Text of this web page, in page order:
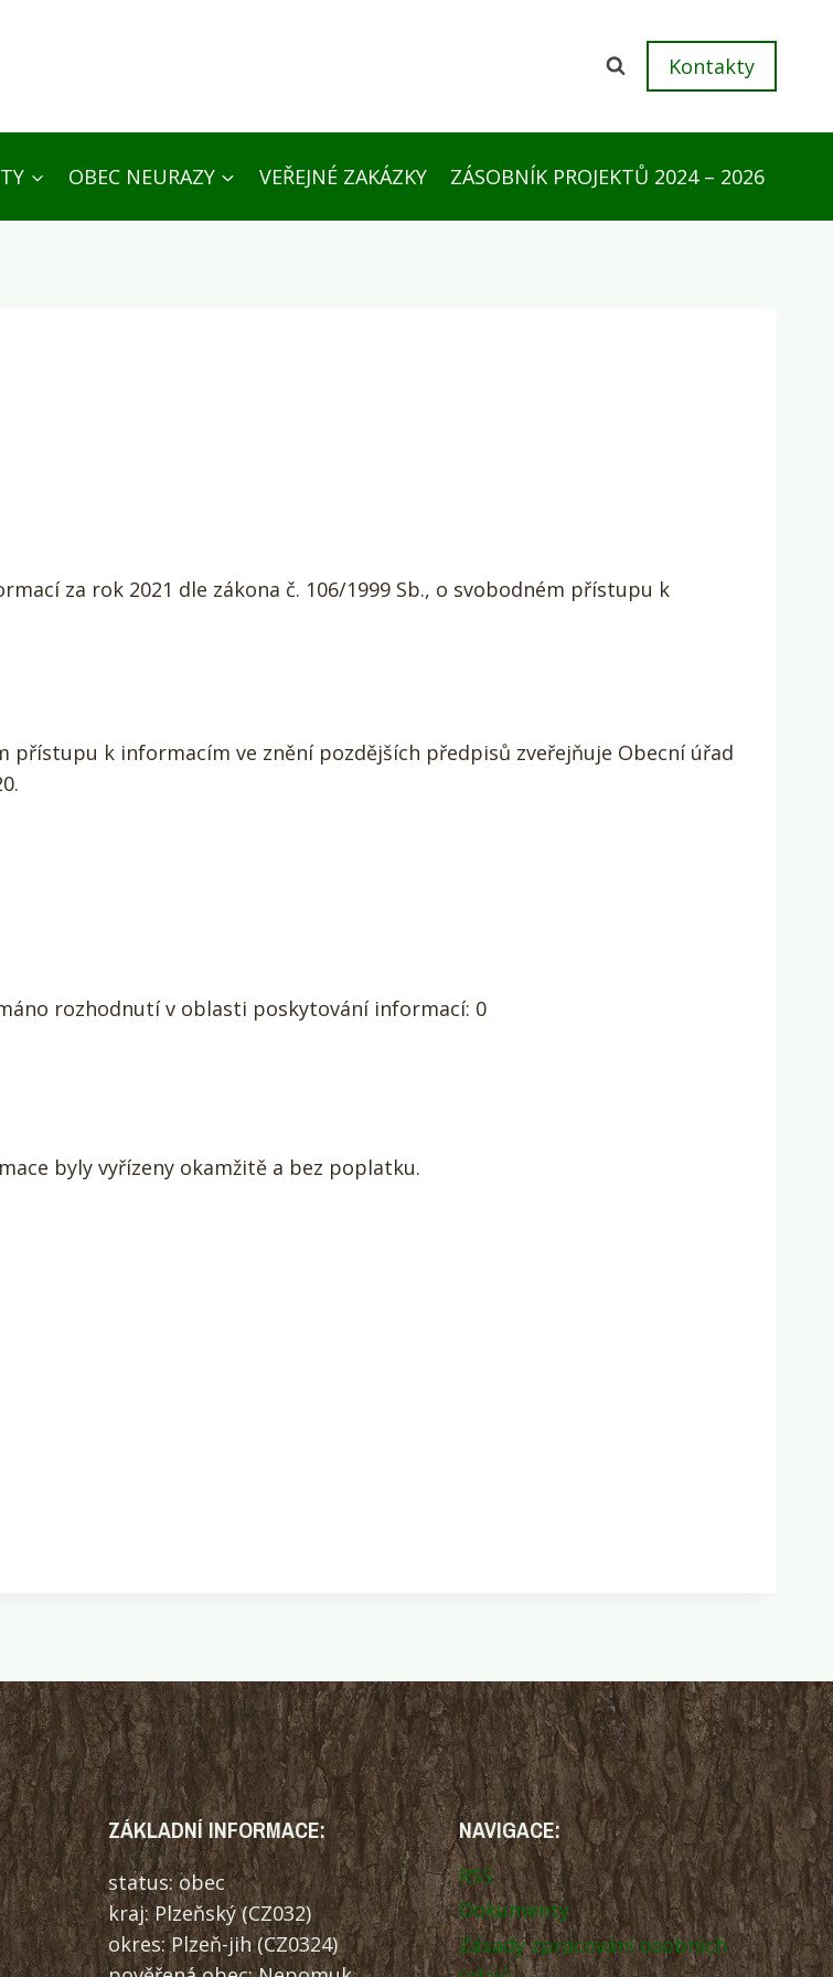
Kontakty
OBEC NEURAZY VEŘEJNÉ ZAKÁZKY ZÁSOBNÍK PROJEKTŮ 2024 – 2026
za rok 2021 dle zákona č. 106/1999 Sb., o svobodném přístupu k
přístupu k informacím ve znění pozdějších předpisů zveřejňuje Obecní úřad
rozhodnutí v oblasti poskytování informací: 0
byly vyřízeny okamžitě a bez poplatku.
ZÁKLADNÍ INFORMACE:
status: obec
kraj: Plzeňský (CZ032)
okres: Plzeň-jih (CZ0324)
NAVIGACE:
RSS
Dokumenty
Zásady zpracování osobních